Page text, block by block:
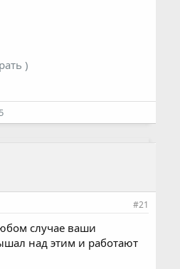
)
#21
случае ваши
над этим и работают